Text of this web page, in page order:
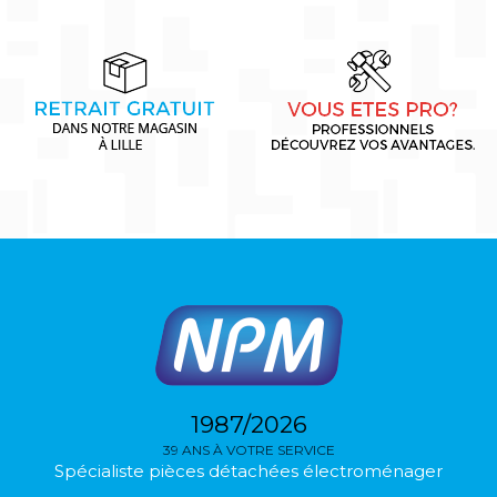
1987/2026
39 ANS À VOTRE SERVICE
Spécialiste pièces détachées électroménager